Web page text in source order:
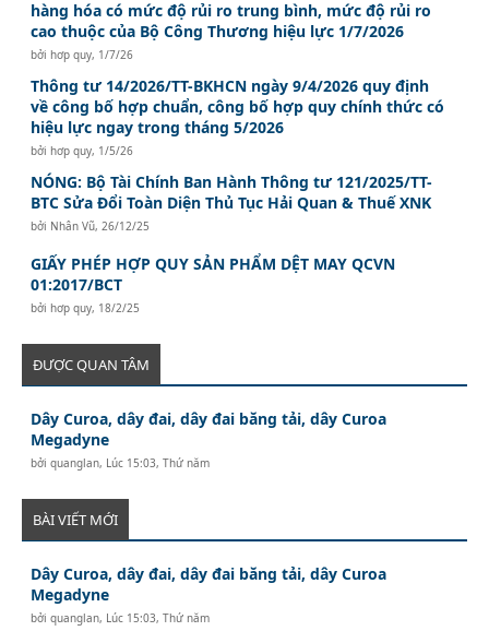
hàng hóa có mức độ rủi ro trung bình, mức độ rủi ro
cao thuộc của Bộ Công Thương hiệu lực 1/7/2026
bởihơp quy, 1/7/26
Thông tư 14/2026/TT-BKHCN ngày 9/4/2026 quy định
về công bố hợp chuẩn, công bố hợp quy chính thức có
hiệu lực ngay trong tháng 5/2026
bởihơp quy, 1/5/26
NÓNG: Bộ Tài Chính Ban Hành Thông tư 121/2025/TT-
BTC Sửa Đổi Toàn Diện Thủ Tục Hải Quan & Thuế XNK
bởi Nhân Vũ, 26/12/25
GIẤY PHÉP HỢP QUY SẢN PHẨM DỆT MAY QCVN
01:2017/BCT
bởihơp quy, 18/2/25
ĐƯỢC QUAN TÂM
Dây Curoa, dây đai, dây đai băng tải, dây Curoa
Megadyne
bởiquanglan, Lúc 15:03, Thứ năm
BÀI VIẾT MỚI
Dây Curoa, dây đai, dây đai băng tải, dây Curoa
Megadyne
bởiquanglan, Lúc 15:03, Thứ năm